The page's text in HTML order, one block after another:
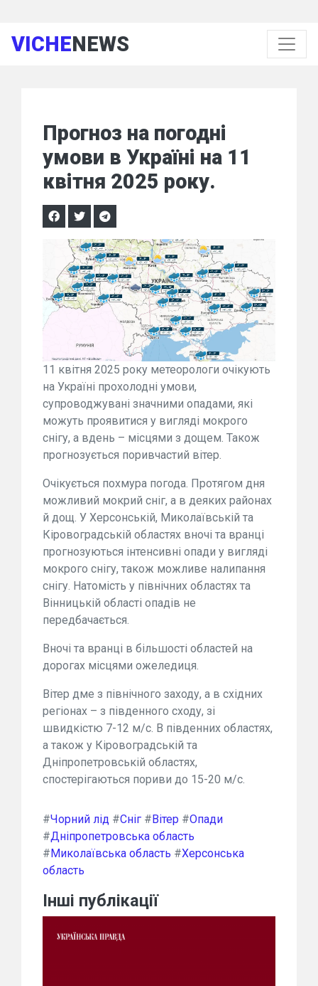
VICHENEWS
Прогноз на погодні
умови в Україні на 11
квітня 2025 року.
11 квітня 2025 року метеорологи очікують
на Україні прохолодні умови,
супроводжувані значними опадами, які
можуть проявитися у вигляді мокрого
снігу, а вдень – місцями з дощем. Також
прогнозується поривчастий вітер.
Очікується похмура погода. Протягом дня
можливий мокрий сніг, а в деяких районах
й дощ. У Херсонській, Миколаївській та
Кіровоградській областях вночі та вранці
прогнозуються інтенсивні опади у вигляді
мокрого снігу, також можливе налипання
снігу. Натомість у північних областях та
Вінницькій області опадів не
передбачається.
Вночі та вранці в більшості областей на
дорогах місцями ожеледиця.
Вітер дме з північного заходу, а в східних
регіонах – з південного сходу, зі
швидкістю 7-12 м/с. В південних областях,
а також у Кіровоградській та
Дніпропетровській областях,
спостерігаються пориви до 15-20 м/с.
#Чорний лід #Сніг # Вітер #Опади
#Дніпропетровська область
# Миколаївська область #Херсонська
область
Інші публікації